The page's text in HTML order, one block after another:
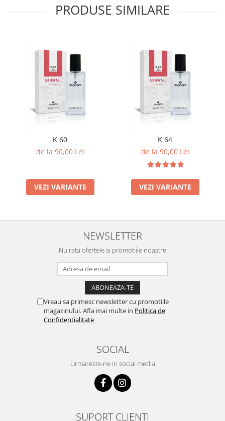
PRODUSE SIMILARE
K 60
de la 90,00 Lei
VEZI VARIANTE
K 64
de la 90,00 Lei
VEZI VARIANTE
NEWSLETTER
Nu rata ofertele si promotiile noastre
Vreau sa primesc newsletter cu promotiile
magazinului. Afla mai multe in Politica de
Confidentialitate
SOCIAL
Urmareste-ne in social media
SUPORT CLIENTI